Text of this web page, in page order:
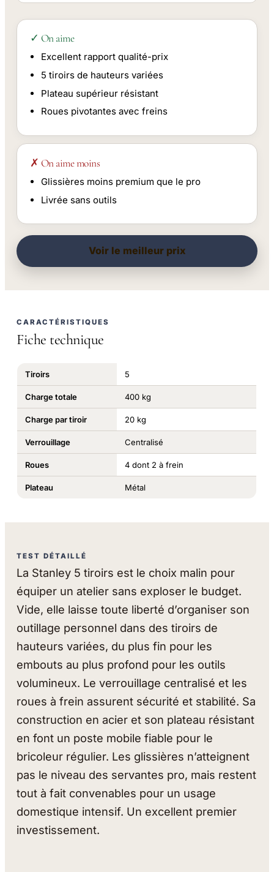
✓ On aime
Excellent rapport qualité-prix
5 tiroirs de hauteurs variées
Plateau supérieur résistant
Roues pivotantes avec freins
✗ On aime moins
Glissières moins premium que le pro
Livrée sans outils
Voir le meilleur prix
CARACTÉRISTIQUES
Fiche technique
Tiroirs 5
Charge totale 400 kg
Charge par tiroir 20 kg
Verrouillage Centralisé
Roues 4 dont 2 à frein
Plateau Métal
TEST DÉTAILLÉ
La Stanley 5 tiroirs est le choix malin pour
équiper un atelier sans exploser le budget.
Vide, elle laisse toute liberté d’organiser son
outillage personnel dans des tiroirs de
hauteurs variées, du plus fin pour les
embouts au plus profond pour les outils
volumineux. Le verrouillage centralisé et les
roues à frein assurent sécurité et stabilité. Sa
construction en acier et son plateau résistant
en font un poste mobile fiable pour le
bricoleur régulier. Les glissières n’atteignent
pas le niveau des servantes pro, mais restent
tout à fait convenables pour un usage
domestique intensif. Un excellent premier
investissement.